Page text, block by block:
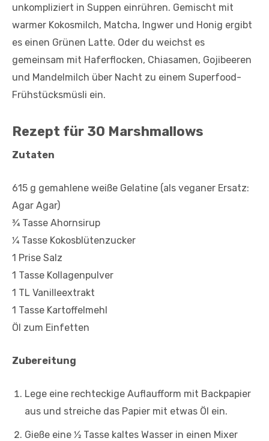
unkompliziert in Suppen einrühren. Gemischt mit
warmer Kokosmilch, Matcha, Ingwer und Honig ergibt
es einen Grünen Latte. Oder du weichst es
gemeinsam mit Haferflocken, Chiasamen, Gojibeeren
und Mandelmilch über Nacht zu einem Superfood-
Frühstücksmüsli ein.
Rezept für 30 Marshmallows
Zutaten
615 g gemahlene weiße Gelatine (als veganer Ersatz:
Agar Agar)
3⁄4 Tasse Ahornsirup
1⁄4 Tasse Kokosblütenzucker
1 Prise Salz
1 Tasse Kollagenpulver
1 TL Vanilleextrakt
1 Tasse Kartoffelmehl
Öl zum Einfetten
Zubereitung
Lege eine rechteckige Auflaufform mit Backpapier
aus und streiche das Papier mit etwas Öl ein.
Gieße eine 1⁄2 Tasse kaltes Wasser in einen Mixer